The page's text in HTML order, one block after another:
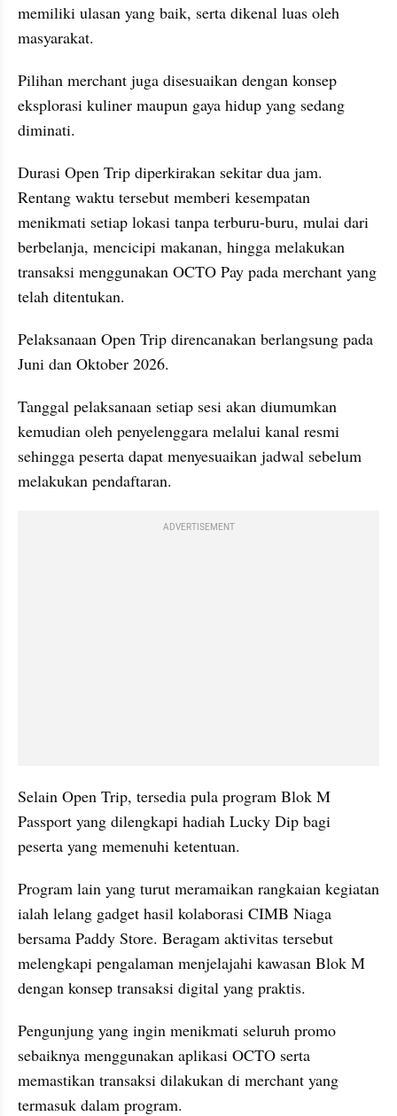
memiliki ulasan yang baik, serta dikenal luas oleh
masyarakat.
Pilihan merchant juga disesuaikan dengan konsep
eksplorasi kuliner maupun gaya hidup yang sedang
diminati.
Durasi Open Trip diperkirakan sekitar dua jam.
Rentang waktu tersebut memberi kesempatan
menikmati setiap lokasi tanpa terburu-buru, mulai dari
berbelanja, mencicipi makanan, hingga melakukan
transaksi menggunakan OCTO Pay pada merchant yang
telah ditentukan.
Pelaksanaan Open Trip direncanakan berlangsung pada
Juni dan Oktober 2026.
Tanggal pelaksanaan setiap sesi akan diumumkan
kemudian oleh penyelenggara melalui kanal resmi
sehingga peserta dapat menyesuaikan jadwal sebelum
melakukan pendaftaran.
ADVERTISEMENT
Selain Open Trip, tersedia pula program Blok M
Passport yang dilengkapi hadiah Lucky Dip bagi
peserta yang memenuhi ketentuan.
Program lain yang turut meramaikan rangkaian kegiatan
ialah lelang gadget hasil kolaborasi CIMB Niaga
bersama Paddy Store. Beragam aktivitas tersebut
melengkapi pengalaman menjelajahi kawasan Blok M
dengan konsep transaksi digital yang praktis.
Pengunjung yang ingin menikmati seluruh promo
sebaiknya menggunakan aplikasi OCTO serta
memastikan transaksi dilakukan di merchant yang
termasuk dalam program.